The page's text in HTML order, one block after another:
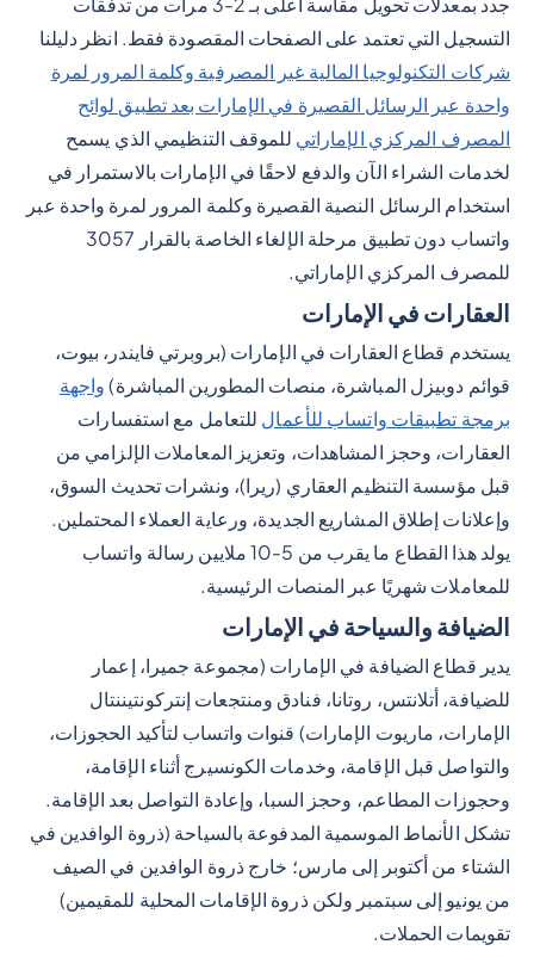
جدد بمعدلات تحويل مقاسة أعلى بـ 2-3 مرات من تدفقات
التسجيل التي تعتمد على الصفحات المقصودة فقط. انظر دليلنا
شركات التكنولوجيا المالية غير المصرفية وكلمة المرور لمرة
واحدة عبر الرسائل القصيرة في الإمارات بعد تطبيق لوائح
المصرف المركزي الإماراتي للموقف التنظيمي الذي يسمح
لخدمات الشراء الآن والدفع لاحقًا في الإمارات بالاستمرار في
استخدام الرسائل النصية القصيرة وكلمة المرور لمرة واحدة عبر
واتساب دون تطبيق مرحلة الإلغاء الخاصة بالقرار 3057
للمصرف المركزي الإماراتي.
العقارات في الإمارات
يستخدم قطاع العقارات في الإمارات (بروبرتي فايندر، بيوت،
قوائم دوبيزل المباشرة، منصات المطورين المباشرة) واجهة
برمجة تطبيقات واتساب للأعمال للتعامل مع استفسارات
العقارات، وحجز المشاهدات، وتعزيز المعاملات الإلزامي من
قبل مؤسسة التنظيم العقاري (ريرا)، ونشرات تحديث السوق،
وإعلانات إطلاق المشاريع الجديدة، ورعاية العملاء المحتملين.
يولد هذا القطاع ما يقرب من 5-10 ملايين رسالة واتساب
للمعاملات شهريًا عبر المنصات الرئيسية.
الضيافة والسياحة في الإمارات
يدير قطاع الضيافة في الإمارات (مجموعة جميرا، إعمار
للضيافة، أتلانتس، روتانا، فنادق ومنتجعات إنتركونتيننتال
الإمارات، ماريوت الإمارات) قنوات واتساب لتأكيد الحجوزات،
والتواصل قبل الإقامة، وخدمات الكونسيرج أثناء الإقامة،
وحجوزات المطاعم، وحجز السبا، وإعادة التواصل بعد الإقامة.
تشكل الأنماط الموسمية المدفوعة بالسياحة (ذروة الوافدين في
الشتاء من أكتوبر إلى مارس؛ خارج ذروة الوافدين في الصيف
من يونيو إلى سبتمبر ولكن ذروة الإقامات المحلية للمقيمين)
تقويمات الحملات.